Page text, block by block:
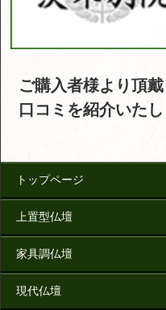
ご購入者様より頂
口コミを紹介いたし
トップページ
上置型仏壇
家具調仏壇
現代仏壇